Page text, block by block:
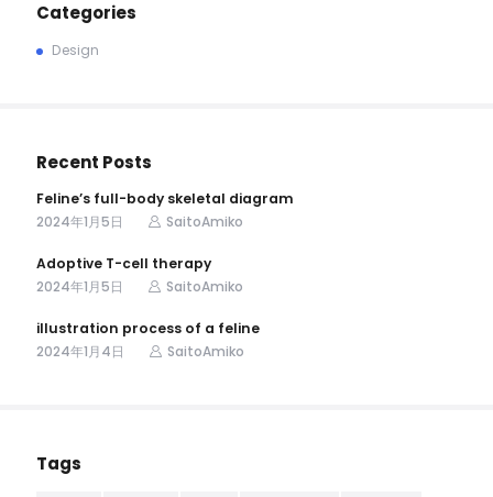
Categories
Design
Recent Posts
Feline’s full-body skeletal diagram
2024年1月5日
SaitoAmiko
Adoptive T-cell therapy
2024年1月5日
SaitoAmiko
illustration process of a feline
2024年1月4日
SaitoAmiko
Tags